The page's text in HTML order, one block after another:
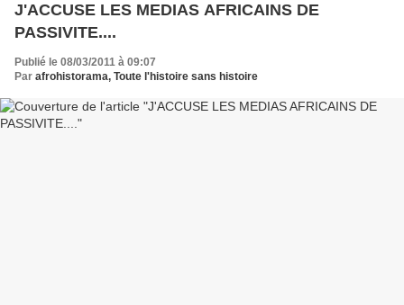
J'ACCUSE LES MEDIAS AFRICAINS DE
PASSIVITE....
Publié le 08/03/2011 à 09:07
Par afrohistorama, Toute l'histoire sans histoire